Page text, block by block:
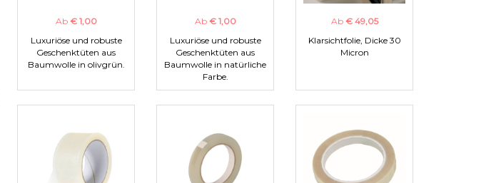
Ab € 1,00
Luxuriöse und robuste
Geschenktüten aus
Baumwolle in olivgrün.
Ab € 1,00
Luxuriöse und robuste
Geschenktüten aus
Baumwolle in natürliche
Farbe.
Ab € 49,05
Klarsichtfolie, Dicke 30
Micron